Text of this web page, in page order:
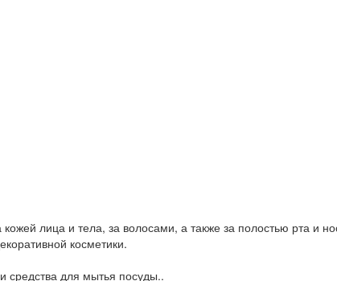
лица и тела, за волосами, а также за полостью рта и
косметики.
для мытья посуды..